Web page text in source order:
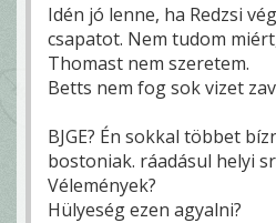
Idén jó lenne, ha Redzsi
csapatot. Nem tudom
Thomast nem szeretem.
Betts nem fog sok vizet
BJGE? Én sokkal többet
bostoniak. ráadásul helyi
Vélemények?
Hülyeség ezen agyalni?